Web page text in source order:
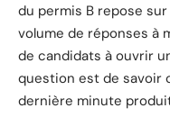
du permis B repose
volume de réponses à
de candidats à ouvrir
question est de savoir
dernière minute